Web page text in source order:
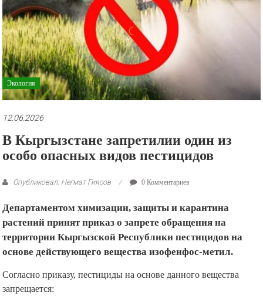
рекламные
ролики
и
презентации.
Экология
12.06.2026
В Кыргызстане запретилии один из
особо опасных видов пестицидов
Опубликовал: Негмат Гиясов 0 Комментариев
Департаментом химизации, защиты и карантина
растений принят приказ о запрете обращения на
территории Кыргызской Республики пестицидов на
основе действующего вещества изофенфос-метил.
Согласно приказу, пестициды на основе данного вещества
запрещается: